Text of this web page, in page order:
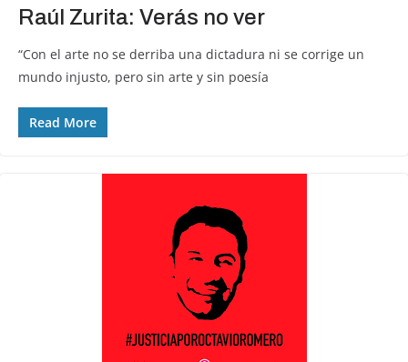
Raúl Zurita: Verás no ver
“Con el arte no se derriba una dictadura ni se corrige un
mundo injusto, pero sin arte y sin poesía
Read More